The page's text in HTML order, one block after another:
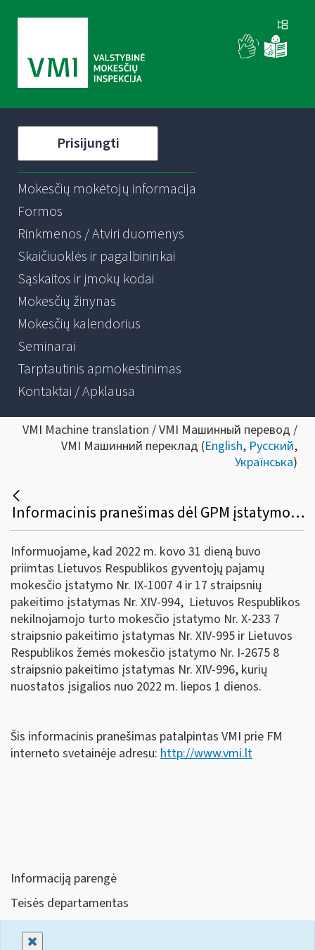
Prisijungti
Mokesčių mokėtojų informacija
Formos
Rinkmenos / Atviri duomenys
Skaičiuoklės ir pagalbininkai
Sąskaitos ir įmokų kodai
Mokesčių žinynas
Mokesčių kalendorius
Seminarai
Tarptautinis apmokestinimas
Kontaktai / Apklausa
VMI Machine translation / VMI Машинный перевод /
VMI Машинний переклад (English, Русский,
Українська)
Informacinis pranešimas dėl GPM įstatymo, nekilnojamojo turto mokesčio įstatymo ir žemės mokesčio įstatymo pakeitimų
Informuojame, kad 2022 m. kovo 31 dieną buvo
priimtas Lietuvos Respublikos gyventojų pajamų
mokesčio įstatymo Nr. IX-1007 4 ir 17 straipsnių
pakeitimo įstatymas Nr. XIV-994, Lietuvos Respublikos
nekilnojamojo turto mokesčio įstatymo Nr. X-233 7
straipsnio pakeitimo įstatymas Nr. XIV-995 ir Lietuvos
Respublikos žemės mokesčio įstatymo Nr. I-2675 8
straipsnio pakeitimo įstatymas Nr. XIV-996, kurių
nuostatos įsigalios nuo 2022 m. liepos 1 dienos.
Šis informacinis pranešimas patalpintas VMI prie FM
interneto svetainėje adresu: http://www.vmi.lt
Informaciją parengė
Teisės departamentas